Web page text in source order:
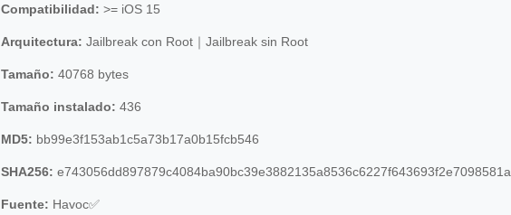
Compatibilidad: >= iOS 15
Arquitectura: Jailbreak con Root｜Jailbreak sin Root
Tamaño: 40768 bytes
Tamaño instalado: 436
MD5: bb99e3f153ab1c5a73b17a0b15fcb546
SHA256: e743056dd897879c4084ba90bc39e3882135a8536c6227f643693f2e7098581a
Fuente: Havoc✅